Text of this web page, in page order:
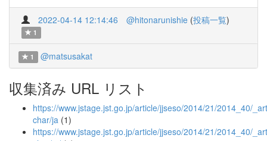
2022-04-14 12:14:46 @hitonarunishie (投稿一覧)
1
1 @matsusakat
収集済み URL リスト
https://www.jstage.jst.go.jp/article/jjseso/2014/21/2014_40/
char/ja (1)
https://www.jstage.jst.go.jp/article/jjseso/2014/21/2014_40/